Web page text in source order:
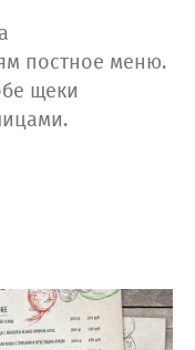
постное меню.
щеки